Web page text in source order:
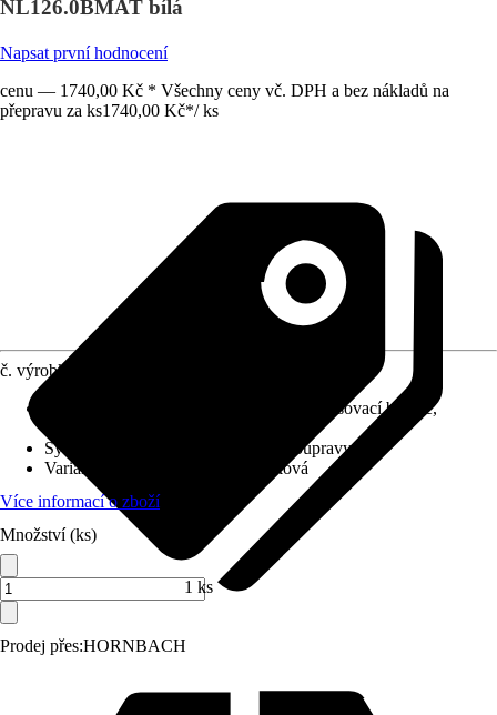
NL126.0BMAT bílá
Napsat první hodnocení
cenu — 1740,00 Kč * Všechny ceny vč. DPH a bez nákladů na
přepravu za ks1740,00 Kč*/ ks
Prodej přes:HORNBACH
č. výrobku
Jednopáková směšovací baterie,
Systém vypouštění
Bez odtokové soupravy
Varianta
Umyvadlová baterie páková
Více informací o zboží
Množství (ks)
1 ks